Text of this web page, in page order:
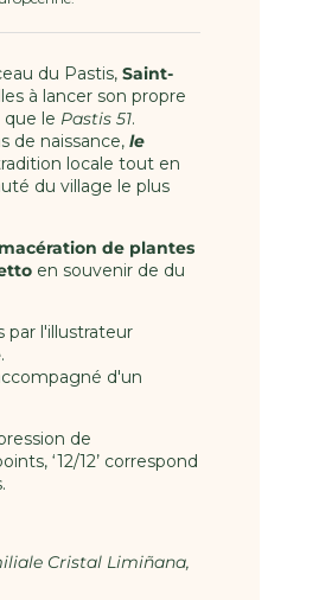
du Pastis, Saint-
à lancer son propre
le Pastis 51.
de naissance, le
locale tout en
du village le plus
macération de plantes
en souvenir de du
l'illustrateur
.
d'un
de
‘12/12’ correspond
Cristal Limiñana,